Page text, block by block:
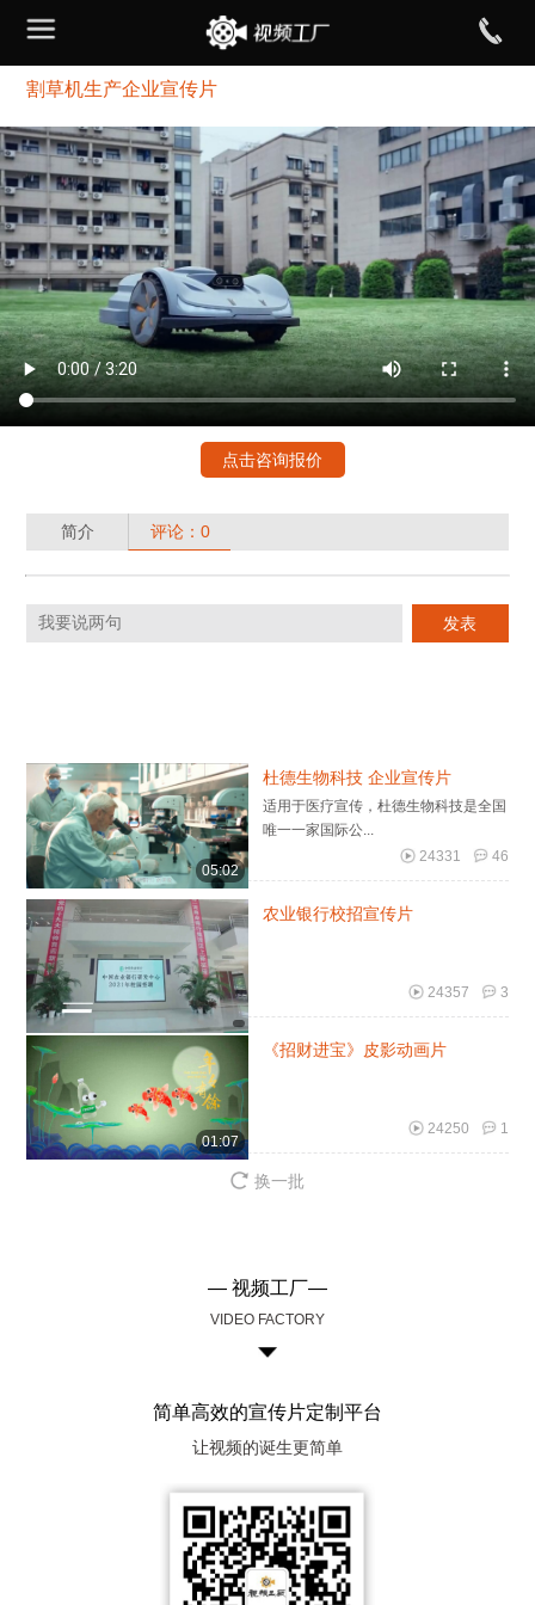
割草机生产企业宣传片
点击咨询报价
简介 评论：0
05:02
杜德生物科技 企业宣传片
适用于医疗宣传，杜德生物科技是全国
唯一一家国际公...
46
24331
农业银行校招宣传片
3
24357
01:07
《招财进宝》皮影动画片
1
24250
换一批
— 视频工厂—
VIDEO FACTORY
简单高效的宣传片定制平台
让视频的诞生更简单